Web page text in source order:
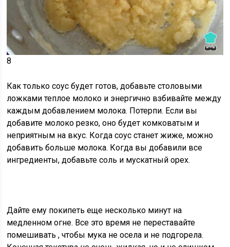
8
Как только соус будет готов, добавьте столовыми
ложками теплое молоко и энергично взбивайте между
каждым добавлением молока. Потерпи. Если вы
добавите молоко резко, оно будет комковатым и
неприятным на вкус. Когда соус станет жиже, можно
добавить больше молока. Когда вы добавили все
ингредиенты, добавьте соль и мускатный орех.
Дайте ему покипеть еще несколько минут на
медленном огне. Все это время не переставайте
помешивать , чтобы мука не осела и не подгорела.